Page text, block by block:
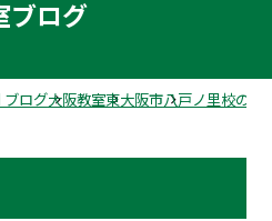
ブログ
ブログ大阪教室東大阪市八戸ノ里校のス